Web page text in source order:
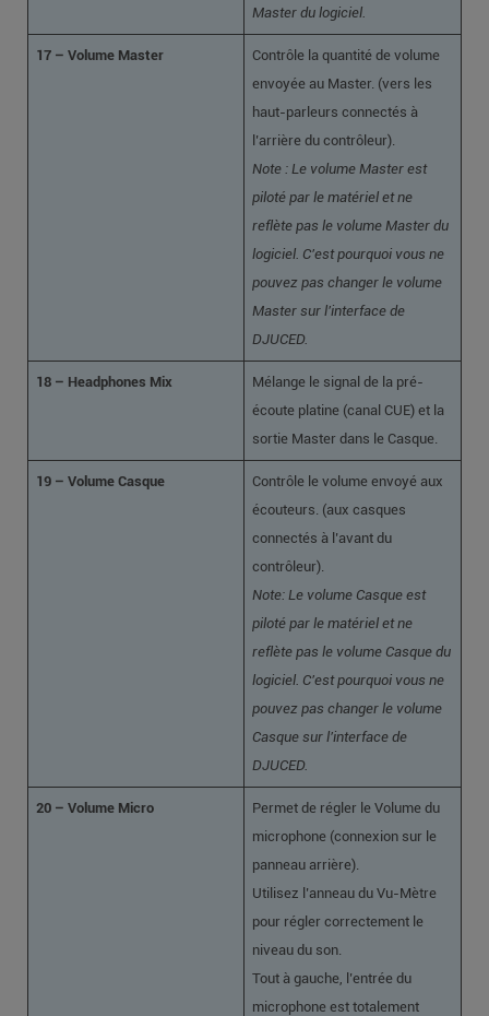
Master du logiciel.
17 – Volume Master
Contrôle la quantité de volume
envoyée au Master. (vers les
haut-parleurs connectés à
l’arrière du contrôleur).
Note : Le volume Master est
piloté par le matériel et ne
reflète pas le volume Master du
logiciel. C’est pourquoi vous ne
pouvez pas changer le volume
Master sur l’interface de
DJUCED.
18 – Headphones Mix
Mélange le signal de la pré-
écoute platine (canal CUE) et la
sortie Master dans le Casque.
19 – Volume Casque
Contrôle le volume envoyé aux
écouteurs. (aux casques
connectés à l’avant du
contrôleur).
Note: Le volume Casque est
piloté par le matériel et ne
reflète pas le volume Casque du
logiciel. C’est pourquoi vous ne
pouvez pas changer le volume
Casque sur l’interface de
DJUCED.
20 – Volume Micro
Permet de régler le Volume du
microphone (connexion sur le
panneau arrière).
Utilisez l’anneau du Vu-Mètre
pour régler correctement le
niveau du son.
Tout à gauche, l’entrée du
microphone est totalement